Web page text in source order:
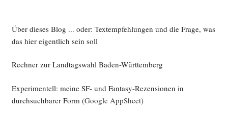
Über dieses Blog ... oder: Textempfehlungen und die Frage, was
das hier eigentlich sein soll
Rechner zur Landtagswahl Baden-Württemberg
Experimentell: meine SF- und Fantasy-Rezensionen in
durchsuchbarer Form (Google AppSheet)